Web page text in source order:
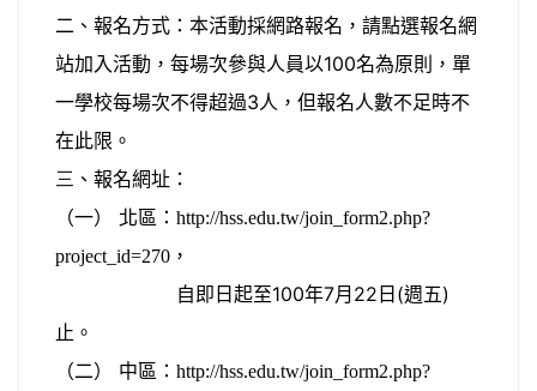
二、報名方式：本活動採網路報名，請點選報名網
站加入活動，每場次參與人員以100名為原則，單
一學校每場次不得超過3人，但報名人數不足時不
在此限。
三 、報名網址：
（一） 北區： http://hss.edu.tw/join_form2.php?
project_id=270 ，
自即日起至100年7月22日(週五)
止。
（二） 中區： http://hss.edu.tw/join_form2.php?